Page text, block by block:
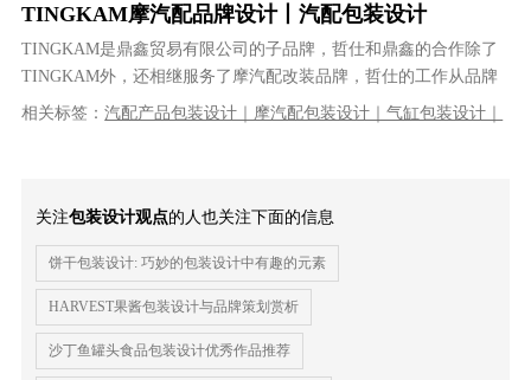
TINGKAM摩汽配品牌设计丨汽配包装设计
TINGKAM是鼎鑫贸易有限公司的子品牌，哲仕和鼎鑫的合作除了
TINGKAM外，还相继服务了摩汽配改装品牌，哲仕的工作从品牌
LOGO设计及系列产品包装......
相关标签：汽配产品包装设计｜摩汽配包装设计｜气缸包装设计｜
关注包装设计观点的人也关注下面的信息
饼干包装设计: 巧妙的包装设计中有趣的元素
HARVEST果酱包装设计与品牌策划赏析
沙丁鱼罐头食品包装设计优秀作品推荐